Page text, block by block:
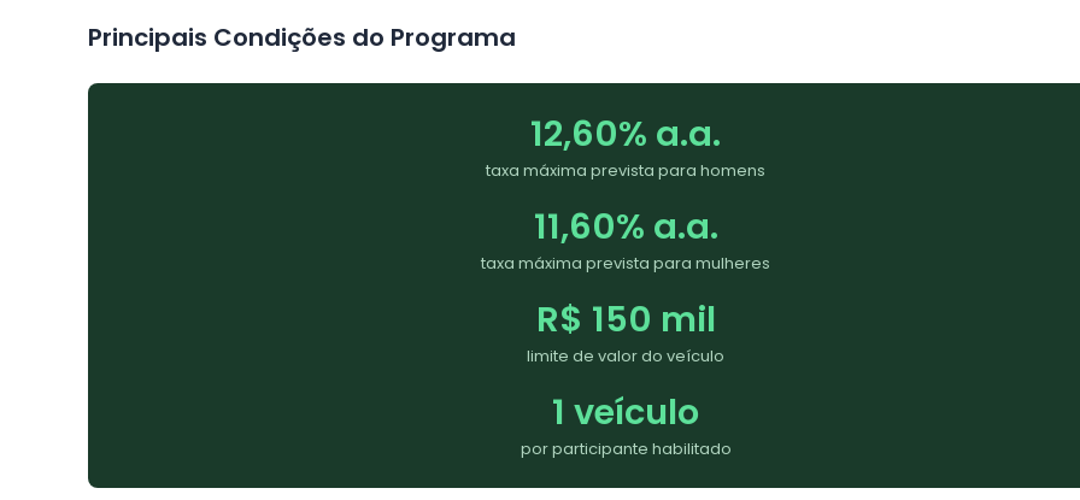
Principais Condições do Programa
12,60% a.a.
taxa máxima prevista para homens
11,60% a.a.
taxa máxima prevista para mulheres
R$ 150 mil
limite de valor do veículo
1 veículo
por participante habilitado